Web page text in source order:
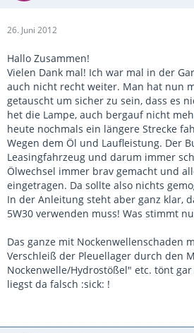
26. Juni 2012
Hallo Zusammen!
Vielen Dank mal! Ich war mal in der
auch nicht recht weiter. Man hat nun
getauscht um sicher zu sein, dass es
het die Lampe, auch bergauf nicht
heute nochmals ein längere Strecke
Wegen dem Öl und Laufleistung. Der
Leasingfahrzeug und darum immer
Ölwechsel immer brav gemacht und
eingetragen. Da sollte also nichts
In der Anleitung steht aber ganz klar,
5W30 verwenden muss! Was stimmt
Das ganze mit Nockenwellenschaden
Verschleiß der Pleuellager durch den
Nockenwelle/Hydrostößel" etc. tönt
liegst da falsch :sick: !